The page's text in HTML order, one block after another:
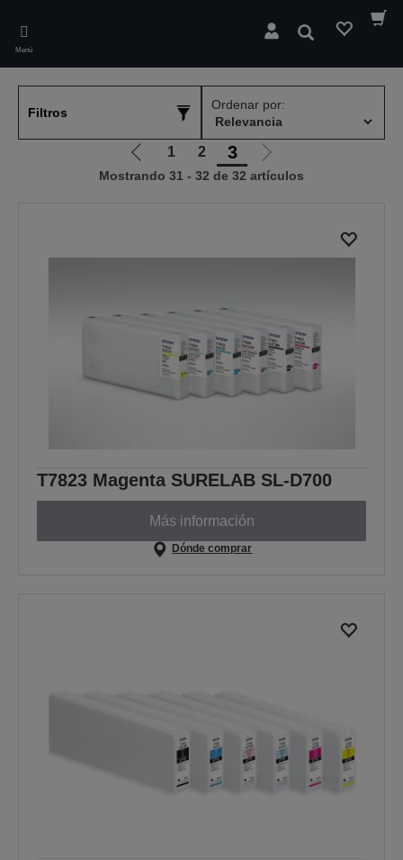
main
content
Menú
Buscar
Filtros
Ordenar por:
Ir
a
1 2 3
Ir
a
Mostrando 31 - 32 de 32 artículos
T7823 Magenta SURELAB SL-D700
Más información
Dónde comprar